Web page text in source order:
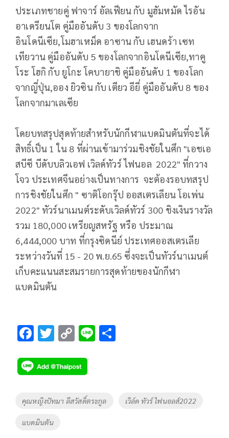
ประเภทชายคู่ ฟาจาร์ อัลเฟียน กับ มูฮัมหมัด ไรอัน
อาเดรียนโต คู่มืออันดับ 3 ของโลกจาก
อินโดนีเซีย,โมฮาเหม็ด อาซาน กับ เฮนดร้า เซท
เทียวาน คู่มืออันดับ 5 ของโลกจากอินโดนีเซีย,ทาคู
โระ โฮกิ กับ ยูโกะ โคบายาชิ คู่มืออันดับ 1 ของโลก
จากญี่ปุ่น,ออง ยิวซิน กับ เตียว อียี่ คู่มืออันดับ 8 ของ
โลกจากมาเลเซีย
โดยบทสรุปสุดท้ายสำหรับนักกีฬาแบดมินตันที่จะได้
สิทธิ์เป็น 1 ใน 8 ที่ผ่านเข้ามาร่วมชิงชัยในศึก "เอชเอ
สบีซี บีดับบลิวเอฟ เวิลด์ทัวร์ ไฟนอล 2022" ที่กวาง
โจว ประเทศจีนอย่างเป็นทางการ จะต้องรอบทสรุป
การชิงชัยในศึก " ซาติโอกรุ๊ป ออสเตรเลียน โอเพ่น
2022" ทัวร์นาเมนต์ระดับเวิลด์ทัวร์ 300 ชิงเงินรางวัล
รวม 180,000 เหรียญสหรัฐ หรือ ประมาณ
6,444,000 บาท ที่กรุงซิดนีย์ ประเทศออสเตรเลีย
ระหว่างวันที่ 15 - 20 พ.ย.65 ซึ่งจะเป็นทัวร์นาเมนต์
เก็บคะแนนสะสมรายการสุดท้ายของนักกีฬา
แบดมินตัน
F
e
b
o
o
k
T
tt
er
C
p
y
Li
Li
Tags
คุณหญิงปัทมา ลีสวัสดิ์ตระกูล เวิล์ด ทัวร์ ไฟนอลส์2022
แบดมินตัน